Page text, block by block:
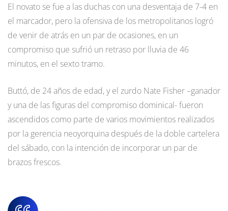
El novato se fue a las duchas con una desventaja de 7-4 en
el marcador, pero la ofensiva de los metropolitanos logró
de venir de atrás en un par de ocasiones, en un
compromiso que sufrió un retraso por lluvia de 46
minutos, en el sexto tramo.
Buttó, de 24 años de edad, y el zurdo Nate Fisher –ganador
y una de las figuras del compromiso dominical- fueron
ascendidos como parte de varios movimientos realizados
por la gerencia neoyorquina después de la doble cartelera
del sábado, con la intención de incorporar un par de
brazos frescos.